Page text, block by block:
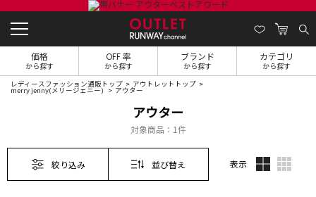
価格
から探す
OFF 率
から探す
ブランド
から探す
カテゴリ
から探す
レディースファッション通販トップ アウトレットトップ
merry jenny(メリージェニー) アウター
アウター
対象商品： 1件
絞り込み 並び替え 表示